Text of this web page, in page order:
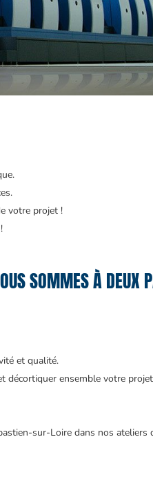
votre projet !
SOMMES À DEUX
et qualité.
décortiquer ensemble votre
sur-Loire dans nos ateliers